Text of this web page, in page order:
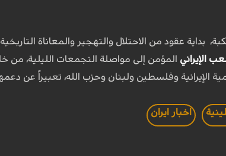
بداية عقود من الاحتلال والتهجير والمعاناة
الإيراني المؤمن إلى مواصلة التجمعات الليلية، من
الإيرانية وفلسطين ولبنان وحزب الله، تعبيراً عن
اخبار ايران